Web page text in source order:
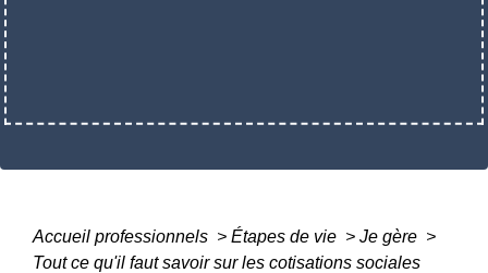
Accueil professionnels > Étapes de vie > Je gère >
Tout ce qu'il faut savoir sur les cotisations sociales